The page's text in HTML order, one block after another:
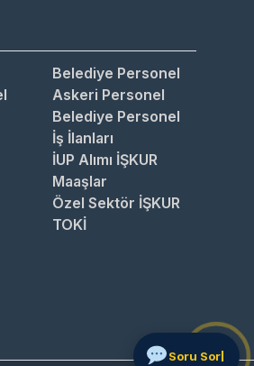
Belediye Personel
Askeri Personel
Belediye Personel
İş İlanları
İUP Alımı İŞKUR
Maaşlar
Özel Sektör İŞKUR
TOKİ